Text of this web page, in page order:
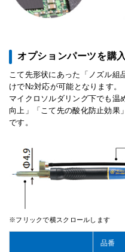
オプションパーツを購
こて先形状にあった「ノズル組
けでN2対応が可能となります。
マイクロソルダリング下でも温
向上」「こて先の酸化防止効果
です。
品番